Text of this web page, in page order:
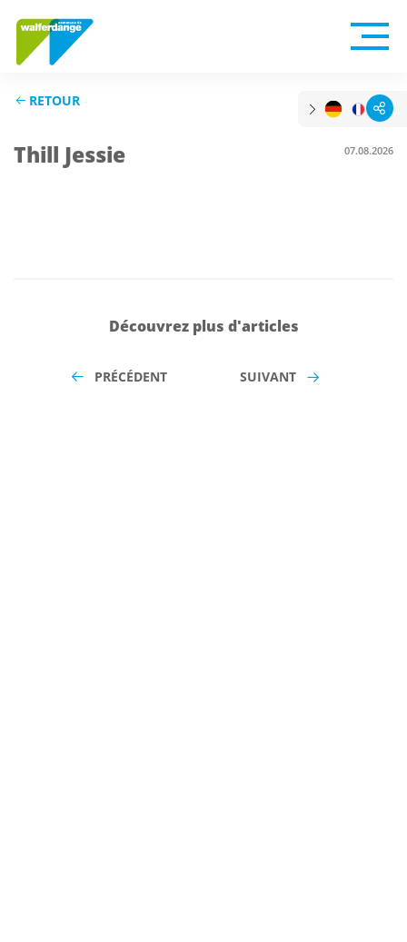
RETOUR
Thill Jessie 07.08.2026
Découvrez plus d'articles
PRÉCÉDENT SUIVANT